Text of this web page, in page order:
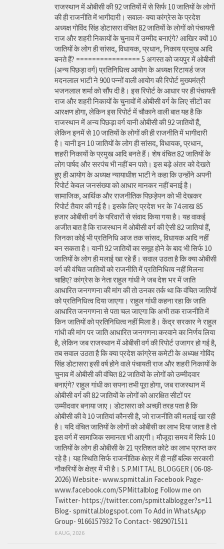
राजस्थान में ओबीसी की 92 जातियों में से सिर्फ 10 जातियों के लोगों
की ही राजनीति में भागीदारी। सवाल- क्या कांग्रेस के प्रदेश
अध्यक्ष गोविंद सिंह डोटासरा वंचित 82 जातियों के लोगों को पंचायती
राज और शहरी निकायों के चुनाव में उम्मीद बनाएंगे? आखिर क्यों 10
जातियों के लोग ही सांसद, विधायक, प्रधान, निकाय प्रमुख आदि
बनते हैं? ================ 5 अगस्त को जयपुर में ओबीसी
(अन्य पिछड़ा वर्ग) प्रतिनिधित्व आयोग के अध्यक्ष रिटायर्ड जज
मदनलाल भाटी ने 900 पन्नों वाली आयोग की रिपोर्ट मुख्यमंत्री
भजनलाल शर्मा को सौंप दी है। इस रिपोर्ट के आधार पर ही पंचायती
राज और शहरी निकायों के चुनावों में ओबीसी वर्ग के लिए सीटों का
आरक्षण होगा, लेकिन इस रिपोर्ट में चौकाने वाली बात यह है कि
राजस्थान में अन्य पिछड़ा वर्ग यानी ओबीसी की 92 जातियों हैं,
लेकिन इनमें से 10 जातियों के लोगों की ही राजनीति में भागीदारी
है। यानी इन 10 जातियों के लोग ही सांसद, विधायक, प्रधान,
शहरी निकायों के प्रमुख आदि बनते हैं। शेष वंचित 82 जातियों के
लोग पार्षद और सरपंच भी नहीं बन पाते। इस बड़े अंतर को देखते
हुए ही आयोग के अध्यक्ष न्यायाधीश भाटी ने कहा कि उन्होंने अपनी
रिपोर्ट केवल जनसंख्या को आधार मानकर नहीं बनाई है।
सामाजिक, आर्थिक और राजनीतिक पिछड़ेपन को भी देखकर
रिपोर्ट तैयार की गई है। इसके लिए प्रदेश भर के 74 लाख 85
हजार ओबीसी वर्ग के परिवारों से संवाद किया गया है। यह वाकई
अजीत बात है कि राजस्थान में ओबीसी वर्ग की ऐसी 82 जातियां हैं,
जिनका कोई भी प्रतिनिधि आज तक सांसद, विधायक आदि नहीं
बन सकता है। यानी 92 जातियों का समूह होने के बाद भी सिर्फ 10
जातियों के लोग ही मलाई खा रहे हैं। सवाल उठता है कि क्या ओबीसी
वर्ग की वंचित जातियों को राजनीति में प्रतिनिधित्व नहीं मिलना
चाहिए? कांग्रेस के नेता राहुल गांधी ने जब देश भर में जाति
आधारित जनगणना की मांग की तो उनका तर्क था कि वंचित जातियों
को प्रतिनिधित्व दिया जाएगा। राहुल गांधी कहना रहा कि जाति
आधारित जनगणना से पता चल जाएगा कि अभी तक राजनीति में
किन जातियों को प्रतिनिधित्व नहीं मिला है। केंद्र सरकार ने राहुल
गांधी की मांग पर जाति आधारित जनगणना करवाने का निर्णय लिया
है, लेकिन जब राजस्थान में ओबीसी वर्ग की रिपोर्ट उजागर हो गई है,
तब सवाल उठता है कि क्या प्रदेश कांग्रेस कमेटी के अध्यक्ष गोविंद
सिंह डोटासरा इसी वर्ष होने वाले पंचायती राज और शहरी निकायों के
चुनाव में ओबीसी की वंचित 82 जातियों के लोगों को उम्मीदवार
बनाएंगे? राहुल गांधी का सपना तभी पूरा होगा, जब राजस्थान में
ओबीसी वर्ग की 82 जातियों के लोगों को आरक्षित सीटों पर
उम्मीदवार बनाया जाए। डोटासरा को अच्छी तरह पता है कि
ओबीसी की वे 10 जातियां कौनसी है, जो राजनीति की मलाई खा रही
है। यदि वंचित जातियों के लोगों को ओबीसी का लाभ दिया जाता है तो
इस वर्ग में सामाजिक समानता भी आएगी। मौजूदा समय में सिर्फ 10
जातियों के लोग ही ओबीसी के 21 प्रतिशत कोटे का लाभ प्राप्त कर
रहे है। यह स्थिति सिर्फ राजनीतिक क्षेत्र में ही नहीं बल्कि सरकारी
नौकरियों के क्षेत्र में भी है। S.P.MITTAL BLOGGER ( 06-08-
2026) Website- www.spmittal.in Facebook Page-
www.facebook.com/SPMittalblog Follow me on
Twitter- https://twitter.com/spmittalblogger?s=11
Blog- spmittal.blogspot.com To Add in WhatsApp
Group- 9166157932 To Contact- 9829071511
6 AUG, 2026